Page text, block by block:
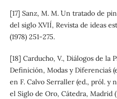
[17] Sanz, M. M. `Un tratado de
del siglo XVII´, Revista de ideas
(1978) 251-275.
[18] Carducho, V., `Diálogos de la
Definición, Modas y Diferencias´
en F. Calvo Serraller (ed., pról. y
el Siglo de Oro, Cátedra, Madrid